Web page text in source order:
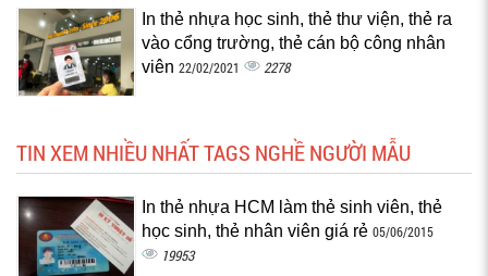
In thẻ nhựa học sinh, thẻ thư viện, thẻ ra
vào cổng trường, thẻ cán bộ công nhân
viên 22/02/2021 2278
TIN XEM NHIỀU NHẤT TAGS NGHỀ NGƯỜI MẪU
In thẻ nhựa HCM làm thẻ sinh viên, thẻ
học sinh, thẻ nhân viên giá rẻ 05/06/2015
19953